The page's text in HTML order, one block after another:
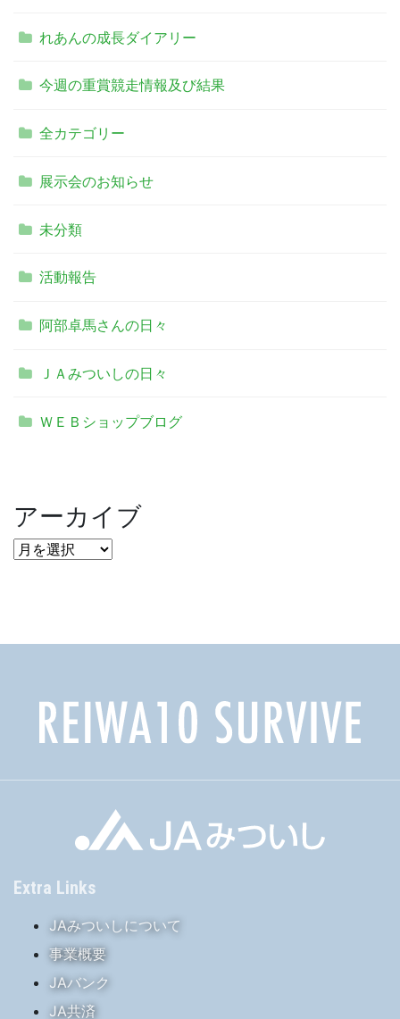
れあんの成長ダイアリー
今週の重賞競走情報及び結果
全カテゴリー
展示会のお知らせ
未分類
活動報告
阿部卓馬さんの日々
ＪＡみついしの日々
ＷＥＢショップブログ
アーカイブ
ア
Extra Links
JAみついしについて
事業概要
JAバンク
JA共済